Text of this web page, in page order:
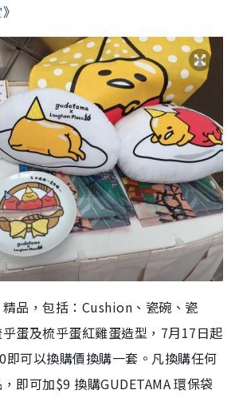
》
精品，包括：Cushion、瓷碗、瓷
蛋及梳乎蛋紅雞蛋造型，7月17日起
即可以換購價換購一套。凡換購任何
即可加$9 換購GUDETAMA 環保袋